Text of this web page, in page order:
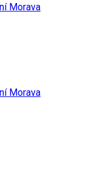
Morava
Morava